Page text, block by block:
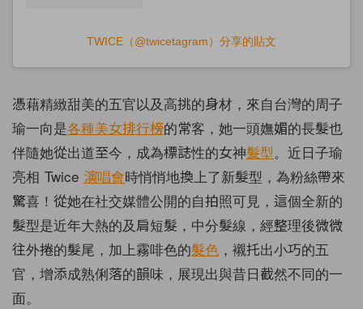
TWICE（@twicetagram）分享的貼文
憑藉精緻甜美的五官以及高挑的身材，來自台灣的周子
瑜一向是各種美女排行榜的常客，她一頭嫵媚的長髮也
伴隨她從出道至今，成為標誌性的女神髮型。近日子瑜
亮相 Twice 演唱會時悄悄地換上了新髮型，為粉絲帶來
驚喜！從她在社交媒體公開的自拍照可見，這個全新的
髮型是近年大熱的及肩短髮，中分髮線，經整理後微微
往外捲的髮尾，加上霧啡色的髮色 ，襯托出小巧的五
官，增添成熟俐落的韻味，展現出與昔日截然不同的一
面。